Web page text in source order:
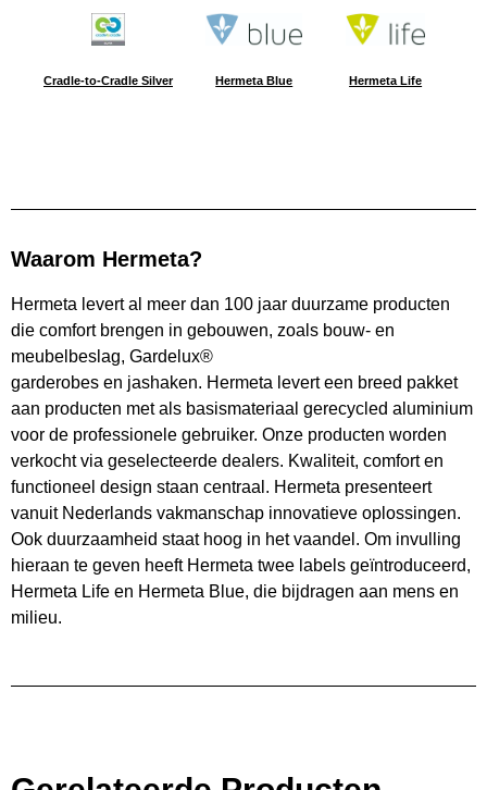
Cradle-to-Cradle Silver Hermeta Blue Hermeta Life
Waarom Hermeta?
Hermeta levert al meer dan 100 jaar duurzame producten
die comfort brengen in gebouwen, zoals bouw- en
meubelbeslag, Gardelux®
garderobes en jashaken. Hermeta levert een breed pakket
aan producten met als basismateriaal gerecycled aluminium
voor de professionele gebruiker. Onze producten worden
verkocht via geselecteerde dealers. Kwaliteit, comfort en
functioneel design staan centraal. Hermeta presenteert
vanuit Nederlands vakmanschap innovatieve oplossingen.
Ook duurzaamheid staat hoog in het vaandel. Om invulling
hieraan te geven heeft Hermeta twee labels geïntroduceerd,
Hermeta Life en Hermeta Blue, die bijdragen aan mens en
milieu.